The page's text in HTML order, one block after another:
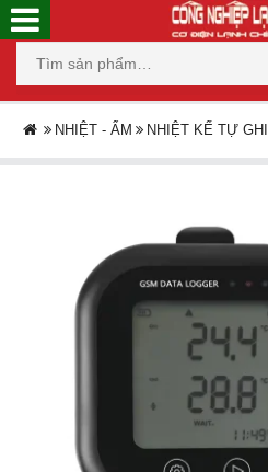
NHIỆT - ẨM NHIỆT KẾ TỰ GHI